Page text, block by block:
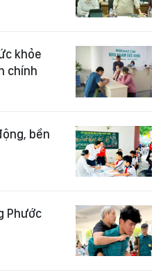
khỏe
chính
bền
Phước